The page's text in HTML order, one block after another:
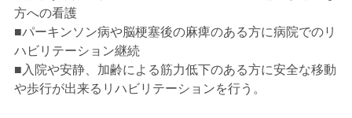
方への看護
■パーキンソン病や脳梗塞後の麻痺のある方に病院でのリ
ハビリテーション継続
■入院や安静、加齢による筋力低下のある方に安全な移動
や歩行が出来るリハビリテーションを行う。